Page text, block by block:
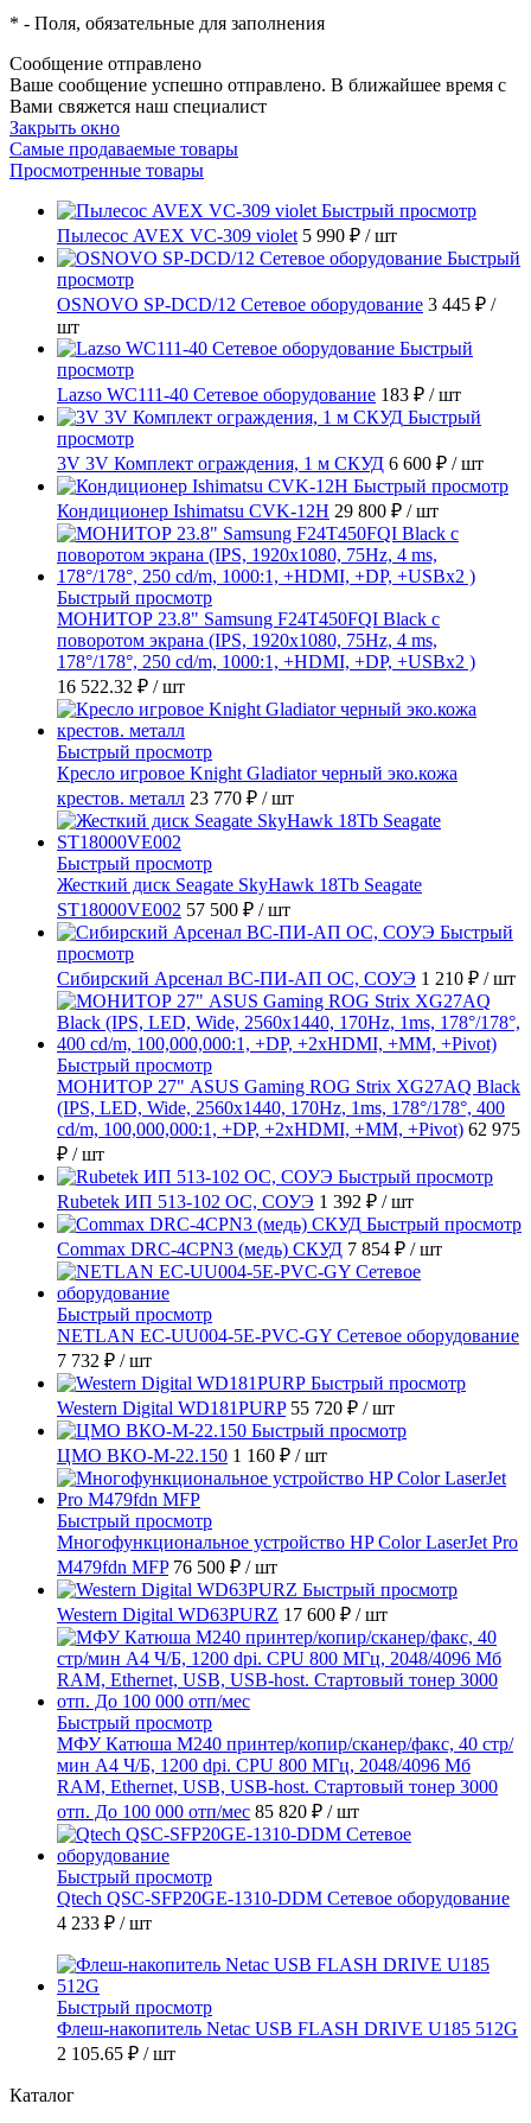
* - Поля, обязательные для заполнения
Сообщение отправлено
Ваше сообщение успешно отправлено. В ближайшее время с
Вами свяжется наш специалист
Закрыть окно
Самые продаваемые товары
Просмотренные товары
Быстрый просмотр
Пылесос AVEX VC-309 violet 5 990 ₽ / шт
Быстрый
просмотр
OSNOVO SP-DCD/12 Сетевое оборудование 3 445 ₽ /
шт
Быстрый
просмотр
Lazso WC111-40 Сетевое оборудование 183 ₽ / шт
Быстрый
просмотр
3V 3V Комплект ограждения, 1 м СКУД 6 600 ₽ / шт
Быстрый просмотр
Кондиционер Ishimatsu CVK-12H 29 800 ₽ / шт
Быстрый просмотр
МОНИТОР 23.8" Samsung F24T450FQI Black с
поворотом экрана (IPS, 1920x1080, 75Hz, 4 ms,
178°/178°, 250 cd/m, 1000:1, +HDMI, +DP, +USBx2 )
16 522.32 ₽ / шт
Быстрый просмотр
Кресло игровое Knight Gladiator черный эко.кожа
крестов. металл 23 770 ₽ / шт
Быстрый просмотр
Жесткий диск Seagate SkyHawk 18Tb Seagate
ST18000VE002 57 500 ₽ / шт
Быстрый
просмотр
Сибирский Арсенал ВС-ПИ-АП ОС, СОУЭ 1 210 ₽ / шт
Быстрый просмотр
МОНИТОР 27" ASUS Gaming ROG Strix XG27AQ Black
(IPS, LED, Wide, 2560x1440, 170Hz, 1ms, 178°/178°, 400
cd/m, 100,000,000:1, +DP, +2хHDMI, +MM, +Pivot) 62 975
₽ / шт
Быстрый просмотр
Rubetek ИП 513-102 ОС, СОУЭ 1 392 ₽ / шт
Быстрый просмотр
Commax DRC-4CPN3 (медь) СКУД 7 854 ₽ / шт
Быстрый просмотр
NETLAN EC-UU004-5E-PVC-GY Сетевое оборудование
7 732 ₽ / шт
Быстрый просмотр
Western Digital WD181PURP 55 720 ₽ / шт
Быстрый просмотр
ЦМО ВКО-М-22.150 1 160 ₽ / шт
Быстрый просмотр
Многофункциональное устройство HP Color LaserJet Pro
M479fdn MFP 76 500 ₽ / шт
Быстрый просмотр
Western Digital WD63PURZ 17 600 ₽ / шт
Быстрый просмотр
МФУ Катюша M240 принтер/копир/сканер/факс, 40 стр/
мин А4 Ч/Б, 1200 dpi. CPU 800 МГц, 2048/4096 Мб
RAM, Ethernet, USB, USB-host. Стартовый тонер 3000
отп. До 100 000 отп/мес 85 820 ₽ / шт
Быстрый просмотр
Qtech QSC-SFP20GE-1310-DDM Сетевое оборудование
4 233 ₽ / шт
Быстрый просмотр
Флеш-накопитель Netac USB FLASH DRIVE U185 512G
2 105.65 ₽ / шт
Каталог